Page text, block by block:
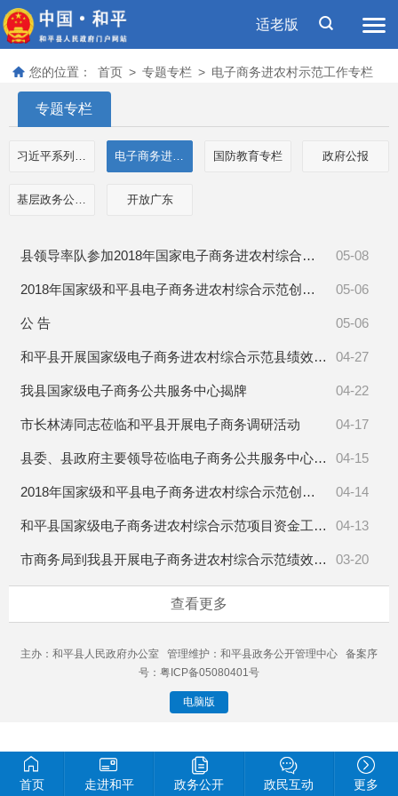
适老版
您的位置： 首页 > 专题专栏 > 电子商务进农村示范工作专栏
专题专栏
习近平系列重要讲话数据库 电子商务进农村示范工作专栏 国防教育专栏 政府公报
基层政务公开事项标准目录 开放广东
05-08
​县领导率队参加2018年国家电子商务进农村综合示范工作绩效评价问题反馈会
05-06
2018年国家级和平县电子商务进农村综合示范创建工作月报表（2020年4月）
05-06
公 告
04-27
和平县开展国家级电子商务进农村综合示范县绩效考评工作
04-22
我县国家级电子商务公共服务中心揭牌
04-17
市长林涛同志莅临和平县开展电子商务调研活动
04-15
县委、县政府主要领导莅临电子商务公共服务中心调研
04-14
2018年国家级和平县电子商务进农村综合示范创建工作月报表（2020年3月）
04-13
和平县国家级电子商务进农村综合示范项目资金工作台账（2020年4月）
03-20
市商务局到我县开展电子商务进农村综合示范绩效预评估工作
查看更多
主办：和平县人民政府办公室 管理维护：和平县政务公开管理中心 备案序
号：粤ICP备05080401号
电脑版
首页 走进和平 政务公开 政民互动 更多